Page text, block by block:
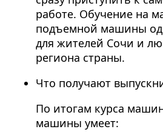
работе. Обучение на
подъемной машины
для жителей Сочи и
региона страны.
Что получают
По итогам курса
машины умеет: